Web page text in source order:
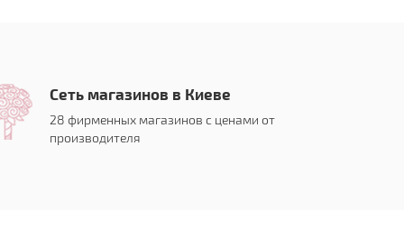
Сеть магазинов в Киеве
28 фирменных магазинов с ценами от
производителя